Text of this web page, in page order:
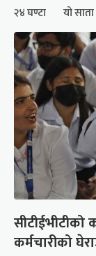
२४ घण्टा यो साता
सीटीईभीटीको
कर्मचारीको